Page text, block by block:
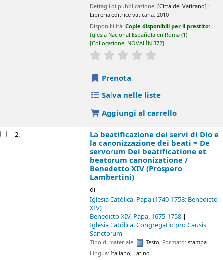
Dettagli di pubblicazione:[Città del Vaticano] :
Libreria editrice vaticana, 2010
Disponibilità:Copie disponibili per il prestito:
Iglesia Nacional Española en Roma (1)
Collocazione: NOVALÍN 372 .
star rating
Prenota
Salva nelle liste
Aggiungi al carrello
2. La beatificazione dei servi di Dio e
la canonizzazione dei beati = De
servorum Dei beatificatione et
beatorum canonizatione /
Benedetto XIV (Prospero
Lambertini)
di
Iglesia Católica. Papa (1740-1758: Benedicto
XIV)
Benedicto XIV, Papa, 1675-1758
Iglesia Católica. Congregatio pro Causis
Sanctorum
Tipo di materiale: Testo; Formato:stampa
Lingua:Italiano, Latino